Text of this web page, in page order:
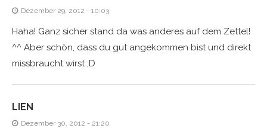
Dezember 29, 2012 - 10:03
Haha! Ganz sicher stand da was anderes auf dem Zettel!
^^ Aber schön, dass du gut angekommen bist und direkt
missbraucht wirst ;D
LIEN
Dezember 30, 2012 - 21:20